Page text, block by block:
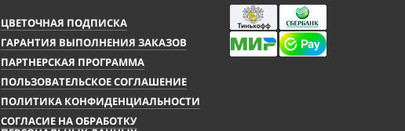
ЦВЕТОЧНАЯ ПОДПИСКА
ГАРАНТИЯ ВЫПОЛНЕНИЯ ЗАКАЗОВ
ПАРТНЕРСКАЯ ПРОГРАММА
ПОЛЬЗОВАТЕЛЬСКОЕ СОГЛАШЕНИЕ
ПОЛИТИКА КОНФИДЕНЦИАЛЬНОСТИ
СОГЛАСИЕ НА ОБРАБОТКУ